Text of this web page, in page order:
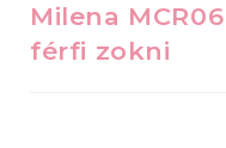
Milena
férfi zokni